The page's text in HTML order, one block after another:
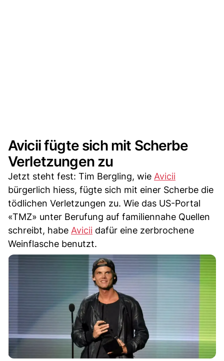
Avicii fügte sich mit Scherbe
Verletzungen zu
Jetzt steht fest: Tim Bergling, wie Avicii
bürgerlich hiess, fügte sich mit einer Scherbe die
tödlichen Verletzungen zu. Wie das US-Portal
«TMZ» unter Berufung auf familiennahe Quellen
schreibt, habe Avicii dafür eine zerbrochene
Weinflasche benutzt.